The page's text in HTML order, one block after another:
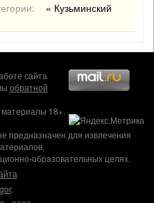
« Кузьминский
сайта
обратной
18+.
предназначен для извлечения
образовательных целях.
.